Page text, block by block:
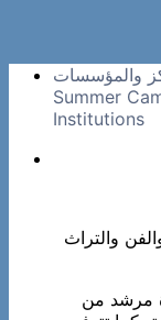
والمؤسسات -
Summer
Institutions
والتراث
مرشد من